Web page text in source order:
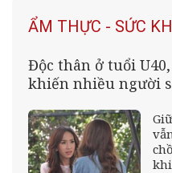
ẨM THỰC - SỨC
Độc thân ở tuổi
khiến nhiều người